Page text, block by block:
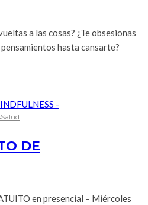
a las cosas? ¿Te obsesionas
hasta cansarte?
Salud
DE
en presencial – Miércoles